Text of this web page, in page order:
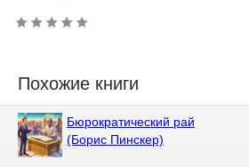
Похожие книги
Бюрократический рай
(Борис Пинскер)